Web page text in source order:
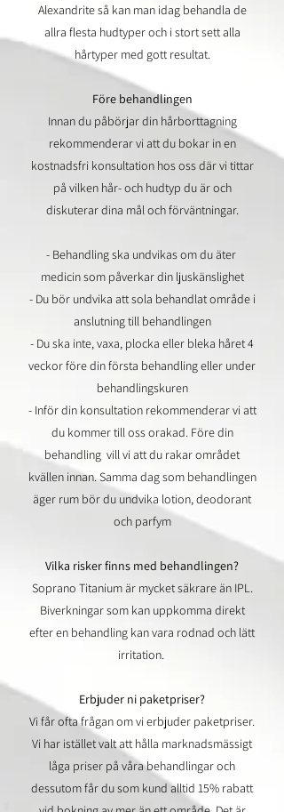
Alexandrite så kan man idag behandla de
allra flesta hudtyper och i stort sett alla
hårtyper med gott resultat.
Före behandlingen
Innan du påbörjar din hårborttagning
rekommenderar vi att du bokar in en
kostnadsfri konsultation hos oss där vi tittar
på vilken hår- och hudtyp du är och
diskuterar dina mål och förväntningar.
- Behandling ska undvikas om du äter
medicin som påverkar din ljuskänslighet
- Du bör undvika att sola behandlat område i
anslutning till behandlingen
- Du ska inte, vaxa, plocka eller bleka håret 4
veckor före din första behandling eller under
behandlingskuren
- Inför din konsultation rekommenderar vi att
du kommer till oss orakad. Före din
behandling vill vi att du rakar området
kvällen innan. Samma dag som behandlingen
äger rum bör du undvika lotion, deodorant
och parfym
Vilka risker finns med behandlingen?
Soprano Titanium är mycket säkrare än IPL.
Biverkningar som kan uppkomma direkt
efter en behandling kan vara rodnad och lätt
irritation.
Erbjuder ni paketpriser?
Vi får ofta frågan om vi erbjuder paketpriser.
Vi har istället valt att hålla marknadsmässigt
låga priser på våra behandlingar och
dessutom får du som kund alltid 15% rabatt